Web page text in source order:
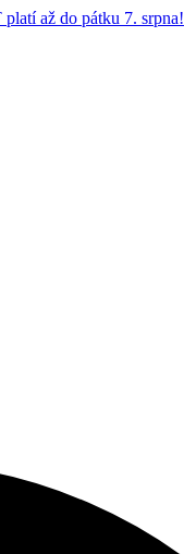
až do pátku 7. srpna!